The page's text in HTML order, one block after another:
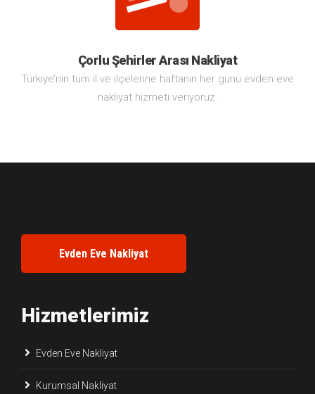
Çorlu Şehirler Arası Nakliyat
Türkiye’nin tüm il ve ilçelerine haftanın her günü evden eve
nakliyat hizmeti veriyoruz.
Evden Eve Nakliyat
Hizmetlerimiz
Evden Eve Nakliyat
Kurumsal Nakliyat